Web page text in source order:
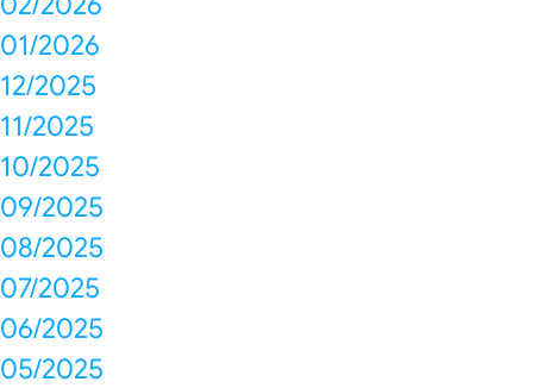
01/2026
12/2025
11/2025
10/2025
09/2025
08/2025
07/2025
06/2025
05/2025